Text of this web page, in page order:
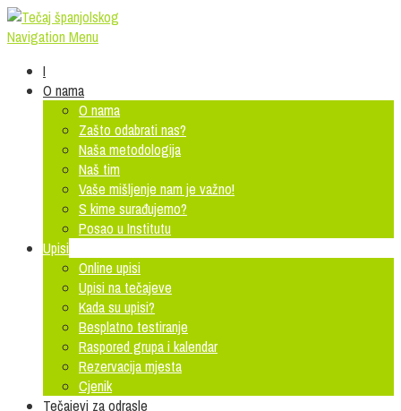
Navigation Menu
I
O nama
O nama
Zašto odabrati nas?
Naša metodologija
Naš tim
Vaše mišljenje nam je važno!
S kime surađujemo?
Posao u Institutu
Upisi
Online upisi
Upisi na tečajeve
Kada su upisi?
Besplatno testiranje
Raspored grupa i kalendar
Rezervacija mjesta
Cjenik
Tečajevi za odrasle